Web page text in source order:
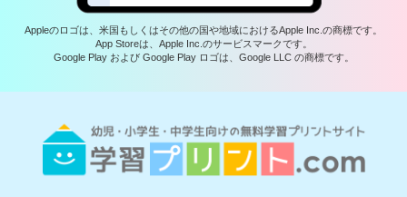
Appleのロゴは、米国もしくはその他の国や地域におけるApple Inc.の商標です。
App Storeは、Apple Inc.のサービスマークです。
Google Play および Google Play ロゴは、Google LLC の商標です。